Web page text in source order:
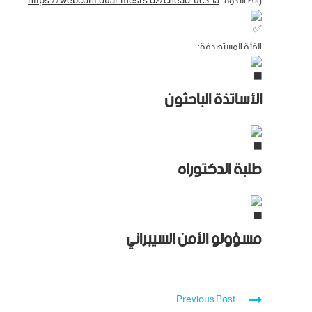
الفئة المستهدفة:
الأساتذة الباحثون
طلبة الدكتوراه
مسؤولو الأمن السيبراني
Previous Post